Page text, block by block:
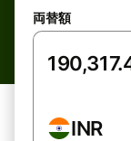
両替額
INR